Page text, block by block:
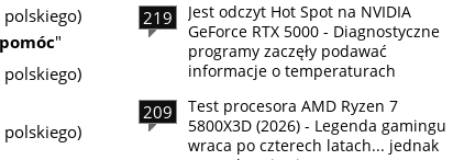
"
219
Jest odczyt Hot Spot na NVIDIA
GeForce RTX 5000 - Diagnostyczne
programy zaczęły podawać
informacje o temperaturach
209
Test procesora AMD Ryzen 7
5800X3D (2026) - Legenda gamingu
wraca po czterech latach... jednak